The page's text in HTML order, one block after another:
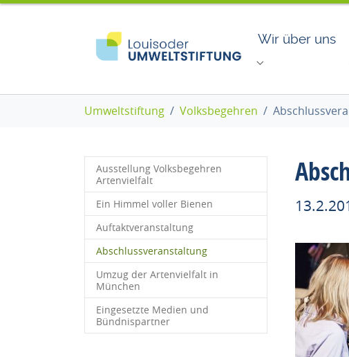
Zum Hauptinhalt springen
Skip to page footer
Wir über uns
Submenu for
Umweltstiftung Volksbegehren
Show
Ausstellung Volksbegehren
Artenvielfalt
Ein Himmel voller Bienen
Auftaktveranstaltung
Abschlussveranstaltung(current)
Umzug der Artenvielfalt in
München
Eingesetzte Medien und
Bündnispartner